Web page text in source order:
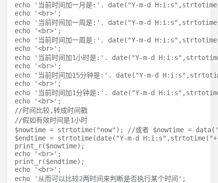
echo '当前时间加一月是:'. date("Y-m-d
echo '<br>';
echo '当前时间加一周是:'. date("Y-m-d
echo '<br>';
echo '当前时间加一周是:'. date("Y-m-d
echo '<br>';
echo '当前时间加1小时是:'. date("Y-m-d
echo '<br>';
echo '当前时间加15分钟是:'. date("Y-m-d
echo '<br>';
echo '当前时间加1分钟是:'. date("Y-m-d
echo '<br>';
//时间比较,转成时间戳
//假如有效时间是1小时
$nowtime = strtotime("now"); //或者 $nowtime =
$endtime = strtotime(date("Y-m-d
print_r($nowtime);
echo '<br>';
print_r($endtime);
echo '<br>';
echo '从而可以比较2两时间来判断是否执行某个时间';